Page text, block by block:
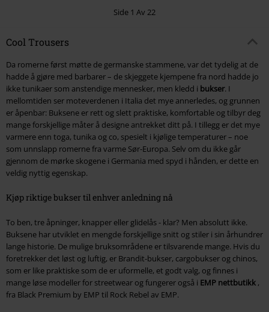
Side 1 Av 22
Cool Trousers
Da romerne først møtte de germanske stammene, var det tydelig at de
hadde å gjøre med barbarer – de skjeggete kjempene fra nord hadde jo
ikke tunikaer som anstendige mennesker, men kledd i bukser. I
mellomtiden ser moteverdenen i Italia det mye annerledes, og grunnen
er åpenbar: Buksene er rett og slett praktiske, komfortable og tilbyr deg
mange forskjellige måter å designe antrekket ditt på. I tillegg er det mye
varmere enn toga, tunika og co, spesielt i kjølige temperaturer – noe
som unnslapp romerne fra varme Sør-Europa. Selv om du ikke går
gjennom de mørke skogene i Germania med spyd i hånden, er dette en
veldig nyttig egenskap.
Kjøp riktige bukser til enhver anledning nå
To ben, tre åpninger, knapper eller glidelås - klar? Men absolutt ikke.
Buksene har utviklet en mengde forskjellige snitt og stiler i sin århundrer
lange historie. De mulige bruksområdene er tilsvarende mange. Hvis du
foretrekker det løst og luftig, er Brandit-bukser, cargobukser og chinos,
som er like praktiske som de er uformelle, et godt valg, og finnes i
mange løse modeller for streetwear og fungerer også i EMP nettbutikk ,
fra Black Premium by EMP til Rock Rebel av EMP.